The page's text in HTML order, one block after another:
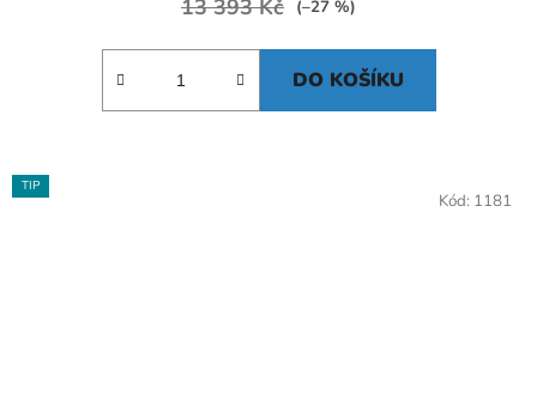
13 393 Kč (–27 %)
DO KOŠÍKU
TIP
Kód: 1181